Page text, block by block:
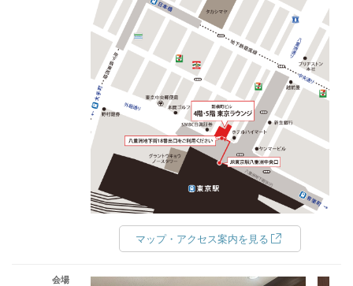
マップ・アクセス案内を見る
会場